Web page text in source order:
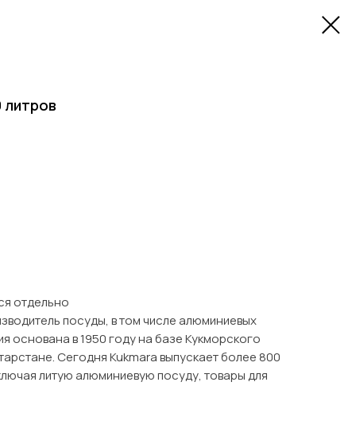
литров
отдельно
посуды, в том числе алюминиевых
основана в 1950 году на базе Кукморского
Сегодня Kukmara выпускает более 800
литую алюминиевую посуду, товары для